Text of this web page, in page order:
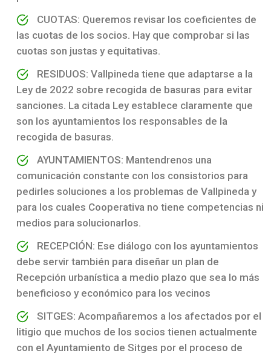
CUOTAS: Queremos revisar los coeficientes de
las cuotas de los socios. Hay que comprobar si las
cuotas son justas y equitativas.
RESIDUOS: Vallpineda tiene que adaptarse a la
Ley de 2022 sobre recogida de basuras para evitar
sanciones. La citada Ley establece claramente que
son los ayuntamientos los responsables de la
recogida de basuras.
AYUNTAMIENTOS: Mantendrenos una
comunicación constante con los consistorios para
pedirles soluciones a los problemas de Vallpineda y
para los cuales Cooperativa no tiene competencias ni
medios para solucionarlos.
RECEPCIÓN: Ese diálogo con los ayuntamientos
debe servir también para diseñar un plan de
Recepción urbanística a medio plazo que sea lo más
beneficioso y económico para los vecinos
SITGES: Acompañaremos a los afectados por el
litigio que muchos de los socios tienen actualmente
con el Ayuntamiento de Sitges por el proceso de